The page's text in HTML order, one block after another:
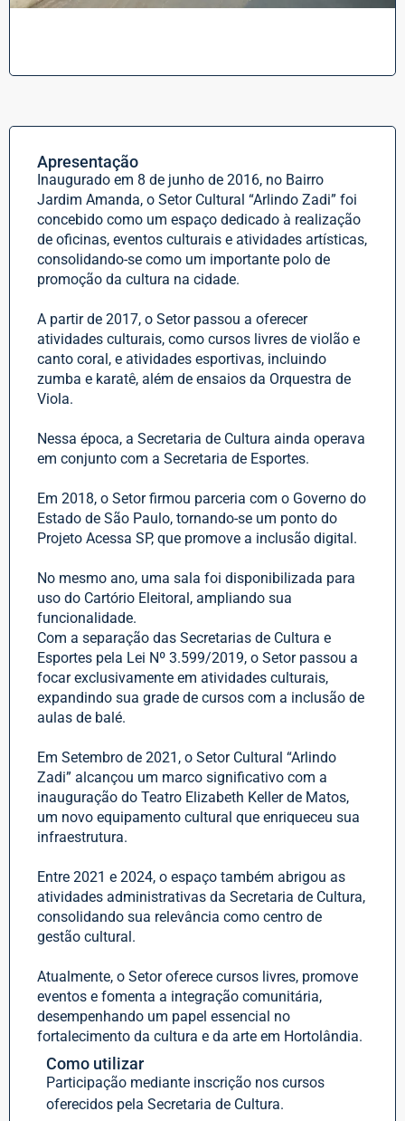
Apresentação
Inaugurado em 8 de junho de 2016, no Bairro
Jardim Amanda, o Setor Cultural “Arlindo Zadi” foi
concebido como um espaço dedicado à realização
de oficinas, eventos culturais e atividades artísticas,
consolidando-se como um importante polo de
promoção da cultura na cidade.
A partir de 2017, o Setor passou a oferecer
atividades culturais, como cursos livres de violão e
canto coral, e atividades esportivas, incluindo
zumba e karatê, além de ensaios da Orquestra de
Viola.
Nessa época, a Secretaria de Cultura ainda operava
em conjunto com a Secretaria de Esportes.
Em 2018, o Setor firmou parceria com o Governo do
Estado de São Paulo, tornando-se um ponto do
Projeto Acessa SP, que promove a inclusão digital.
No mesmo ano, uma sala foi disponibilizada para
uso do Cartório Eleitoral, ampliando sua
funcionalidade.
Com a separação das Secretarias de Cultura e
Esportes pela Lei Nº 3.599/2019, o Setor passou a
focar exclusivamente em atividades culturais,
expandindo sua grade de cursos com a inclusão de
aulas de balé.
Em Setembro de 2021, o Setor Cultural “Arlindo
Zadi” alcançou um marco significativo com a
inauguração do Teatro Elizabeth Keller de Matos,
um novo equipamento cultural que enriqueceu sua
infraestrutura.
Entre 2021 e 2024, o espaço também abrigou as
atividades administrativas da Secretaria de Cultura,
consolidando sua relevância como centro de
gestão cultural.
Atualmente, o Setor oferece cursos livres, promove
eventos e fomenta a integração comunitária,
desempenhando um papel essencial no
fortalecimento da cultura e da arte em Hortolândia.
Como utilizar
Participação mediante inscrição nos cursos
oferecidos pela Secretaria de Cultura.